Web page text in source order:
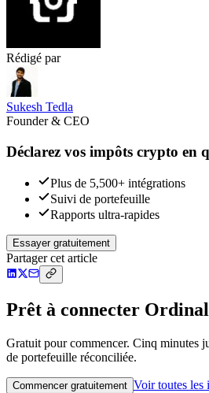
Rédigé par
Sukesh Tedla
Founder & CEO
Déclarez vos impôts crypto en
Plus de 5,500+ intégrations
Suivi de portefeuille
Rapports ultra-rapides
Essayer gratuitement
Partager cet article
Prêt à connecter
Gratuit pour commencer. Cinq minutes
de portefeuille réconciliée.
Commencer gratuitement Voir toutes les